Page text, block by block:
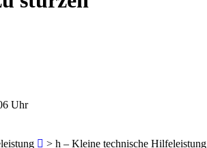
Uhr
> h – Kleine technische Hilfeleistung